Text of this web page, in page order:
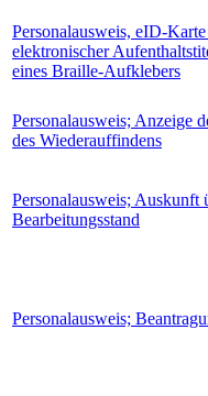
Personalausweis, eID-
elektronischer
eines Braille-Aufklebers
Personalausweis; Anzeige
des Wiederauffindens
Personalausweis; Auskunft
Bearbeitungsstand
Personalausweis;